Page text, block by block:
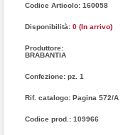
Codice Articolo: 160058
Disponibilità: 0 (In arrivo)
Produttore:
BRABANTIA
Confezione: pz. 1
Rif. catalogo: Pagina 572/A
Codice prod.: 109966